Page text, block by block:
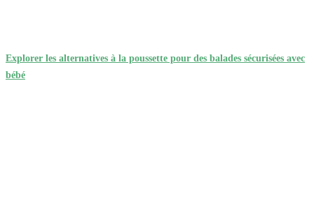
Explorer les alternatives à la poussette pour des balades sécurisées avec
bébé